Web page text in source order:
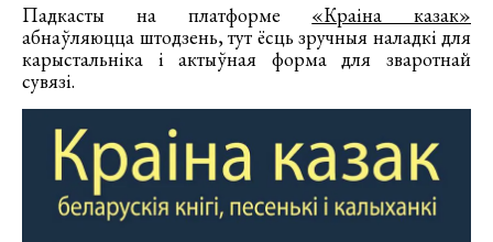
Падкасты на платформе «Краіна казак»
абнаўляюцца штодзень, тут ёсць зручныя наладкі для
карыстальніка і актыўная форма для зваротнай
сувязі.